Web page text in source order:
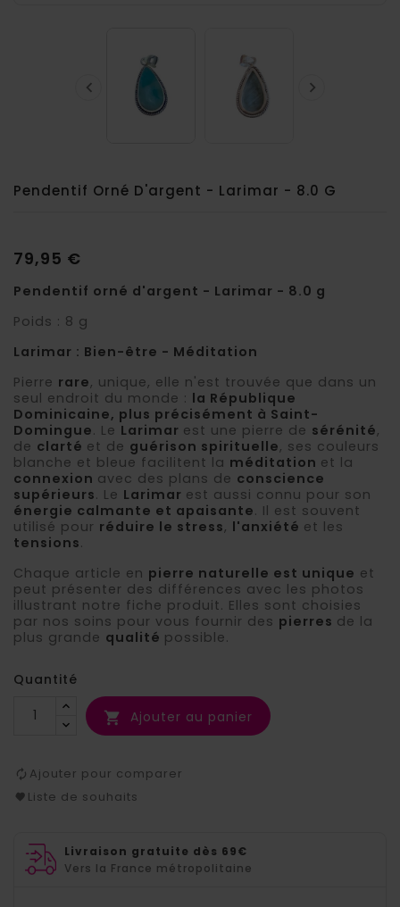
 
Pendentif Orné D'argent - Larimar - 8.0 G
79,95 €
Pendentif orné d'argent - Larimar - 8.0 g
Poids : 8 g
Larimar : Bien-être - Méditation
Pierre rare, unique, elle n'est trouvée que dans un
seul endroit du monde : la République
Dominicaine, plus précisément à Saint-
Domingue. Le Larimar est une pierre de sérénité,
de clarté et de guérison spirituelle, ses couleurs
blanche et bleue facilitent la méditation et la
connexion avec des plans de conscience
supérieurs. Le Larimar est aussi connu pour son
énergie calmante et apaisante. Il est souvent
utilisé pour réduire le stress, l'anxiété et les
tensions.
Chaque article en pierre naturelle est unique et
peut présenter des différences avec les photos
illustrant notre fiche produit. Elles sont choisies
par nos soins pour vous fournir des pierres de la
plus grande qualité possible.
Quantité
 Ajouter au panier
Ajouter pour comparer
Liste de souhaits
Livraison gratuite dès 69€
Vers la France métropolitaine